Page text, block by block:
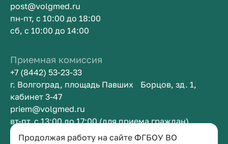
Продолжая работу на сайте ФГБОУ ВО
post@volgmed.ru
пн-пт, с 10:00 до 18:00
сб, с 10:00 до 14:00
Приемная комиссия
+7 (8442) 53-23-33
г. Волгоград, площадь Павших Борцов, зд. 1,
кабинет 3-47
priem@volgmed.ru
вт-пт, с 13:00 до 17:00 (для приема граждан)